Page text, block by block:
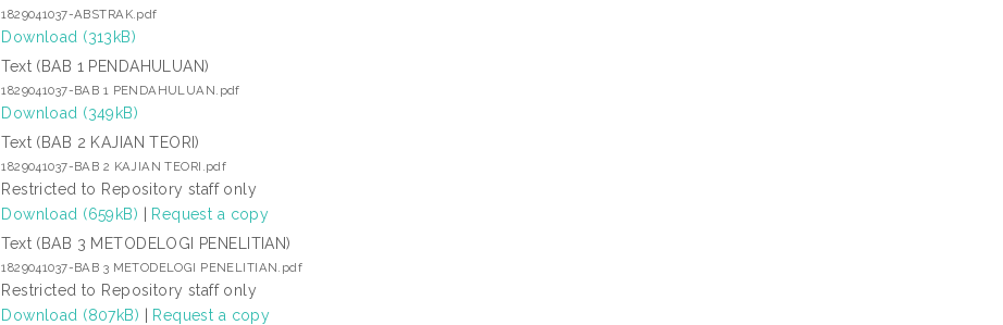
1829041037-ABSTRAK.pdf
Download (313kB)
Text (BAB 1 PENDAHULUAN)
1829041037-BAB 1 PENDAHULUAN.pdf
Download (349kB)
Text (BAB 2 KAJIAN TEORI)
1829041037-BAB 2 KAJIAN TEORI.pdf
Restricted to Repository staff only
Download (659kB) | Request a copy
Text (BAB 3 METODELOGI PENELITIAN)
1829041037-BAB 3 METODELOGI PENELITIAN.pdf
Restricted to Repository staff only
Download (807kB) | Request a copy